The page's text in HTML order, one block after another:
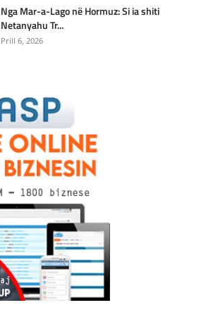
Nga Mar-a-Lago në Hormuz: Si ia shiti
Netanyahu Tr...
Prill 6, 2026